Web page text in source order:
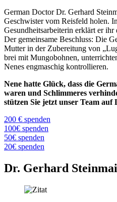
German Doctor Dr. Gerhard
Geschwister vom Reisfeld holen.
Gesundheits­arbeiterin erklärt er
Der gemeinsame Beschluss: Die
Mutter in der Zubereitung von
brei mit Mungobohnen,
Nenes engmaschig kontrollieren.
Nene hatte Glück, dass die
waren und Schlimmeres
stützen Sie jetzt unser Team auf
200 € spenden
100€ spenden
50€ spenden
20€ spenden
Dr. Gerhard